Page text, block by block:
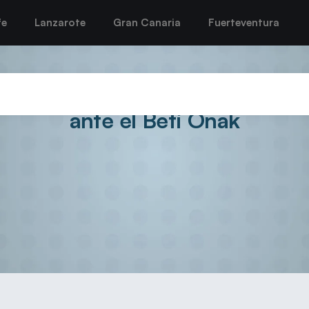
Lanzarote Gran Canaria Fuerteventura
ante el Beti Onak